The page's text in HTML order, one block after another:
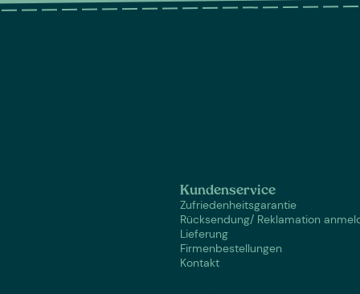
Kundenservice
Zufriedenheitsgarantie
Rücksendung/ Reklamation
Lieferung
Firmenbestellungen
Kontakt